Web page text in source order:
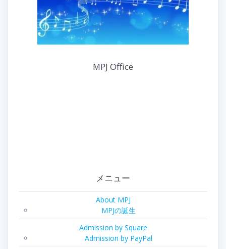
MPJ Office
メニュー
About MPJ
MPJの誕生
Admission by Square
Admission by PayPal